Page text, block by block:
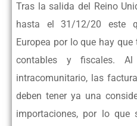
Tras la salida del Reino
hasta el 31/12/20 este
Europea por lo que hay
contables y fiscales.
intracomunitario, las
deben tener ya una
importaciones, por lo que